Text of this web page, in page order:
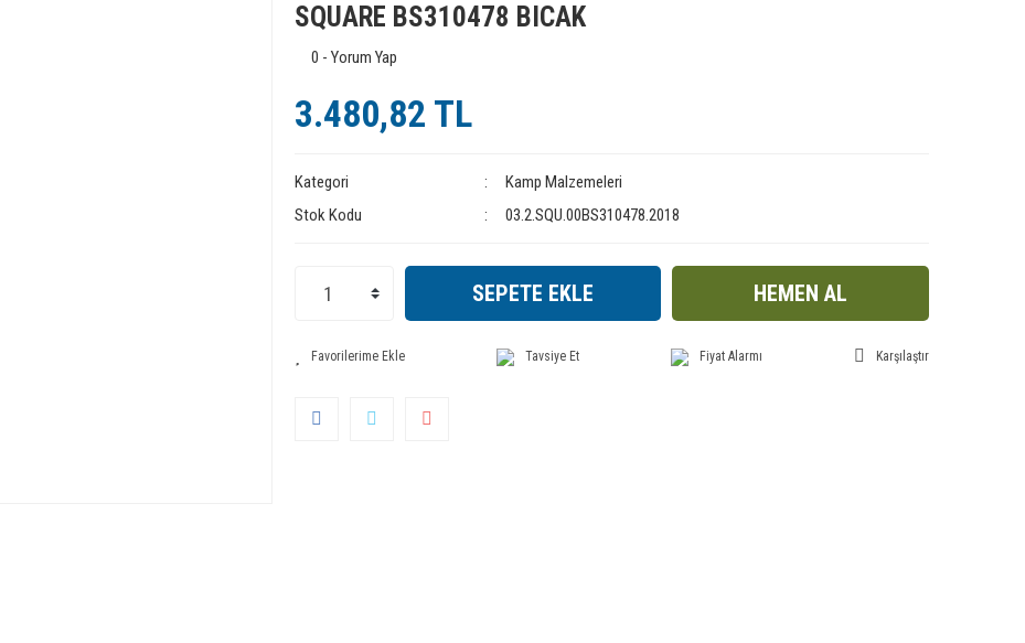
SQUARE BS310478 BICAK
0 - Yorum Yap
3.480,82 TL
Kategori
Kamp Malzemeleri
Stok Kodu
03.2.SQU.00BS310478.2018
SEPETE EKLE HEMEN AL
Tavsiye Et Fiyat Alarmı Karşılaştır